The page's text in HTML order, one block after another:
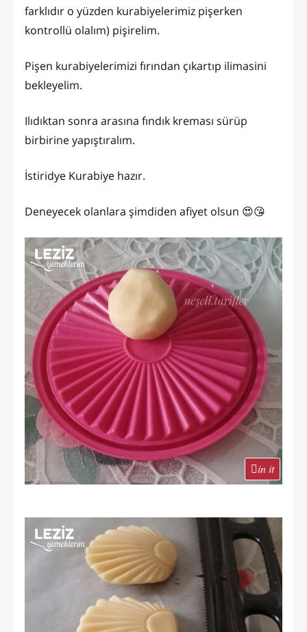
farklıdır o yüzden kurabiyelerimiz pişerken
kontrollü olalım) pişirelim.
Pişen kurabiyelerimizi fırından çıkartıp ilimasini
bekleyelim.
Ilıdıktan sonra arasına fındık kreması sürüp
birbirine yapıştıralım.
İstiridye Kurabiye hazır.
Deneyecek olanlara şimdiden afiyet olsun 😍😘
in it